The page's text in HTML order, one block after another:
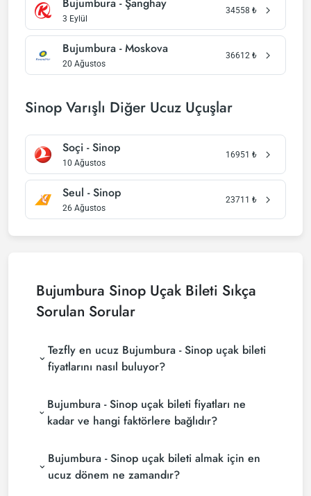
3 Eylül
34558 ₺
Bujumbura - Moskova
20 Ağustos
36612 ₺
Sinop Varışlı Diğer Ucuz Uçuşlar
Soçi - Sinop
10 Ağustos
16951 ₺
Seul - Sinop
26 Ağustos
23711 ₺
Bujumbura Sinop Uçak Bileti Sıkça
Sorulan Sorular
Tezfly en ucuz Bujumbura - Sinop uçak bileti
fiyatlarını nasıl buluyor?
fiyatlarını bulmak için tur operatörleri, büyük
rezervasyon siteleri (konsolidatörler) ve yüzlerce
havayolu sitesini aramaktadır. Tezfly sitesinde
arayarak ucuz Bujumbura - Sinop uçak biletlerini
bulup karşılaştırabilir ve un uygun biletini
Bujumbura - Sinop uçak bileti fiyatları ne
kadar ve hangi faktörlere bağlıdır?
şirketine, seyahat tarihlerinize, bilet sınıfınıza ve
rezervasyon yapılan döneme göre değişiklik
Bujumbura - Sinop uçak bileti almak için en
ucuz dönem ne zamandır?